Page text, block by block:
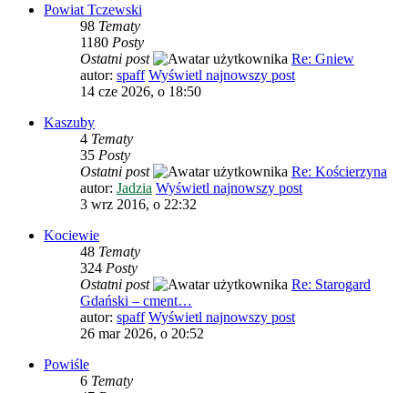
Powiat Tczewski
98 Tematy
1180 Posty
Ostatni post
Re: Gniew
autor: spaff Wyświetl najnowszy post
14 cze 2026, o 18:50
Kaszuby
4 Tematy
35 Posty
Ostatni post
Re: Kościerzyna
autor: Jadzia Wyświetl najnowszy post
3 wrz 2016, o 22:32
Kociewie
48 Tematy
324 Posty
Ostatni post
Re: Starogard
Gdański – cment…
autor: spaff Wyświetl najnowszy post
26 mar 2026, o 20:52
Powiśle
6 Tematy